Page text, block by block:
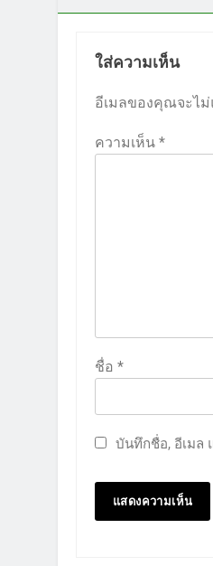
ใส่ความเห็น
อีเมลของคุณจะไ
ความเห็น *
ชื่อ *
บันทึกชื่อ, อีเมล